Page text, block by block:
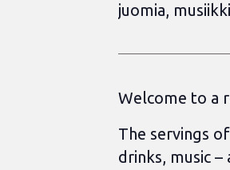
juomia,
Welcome to a
The servings
drinks, music